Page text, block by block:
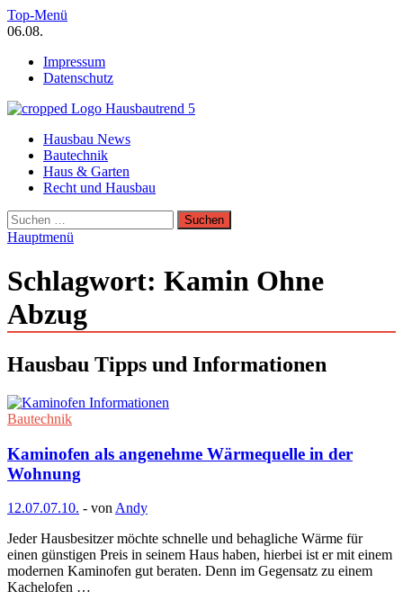
Zum
Inhalt
Top-Menü
06.08.
Impressum
Datenschutz
Hausbautrend Hausbau Trends
Hausbau, Modernisierung, Energietechnik, Haustechnik
Hausbau News
Bautechnik
Haus & Garten
Recht und Hausbau
Suchen
nach:
Hauptmenü
Schlagwort: Kamin Ohne
Abzug
Hausbau Tipps und Informationen
Bautechnik
Kaminofen als angenehme Wärmequelle in der
Wohnung
12.07.07.10. - von Andy
Jeder Hausbesitzer möchte schnelle und behagliche Wärme für
einen günstigen Preis in seinem Haus haben, hierbei ist er mit einem
modernen Kaminofen gut beraten. Denn im Gegensatz zu einem
Kachelofen …